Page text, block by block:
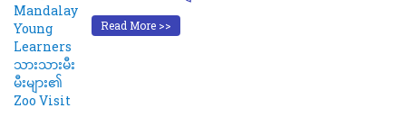
Read More >>